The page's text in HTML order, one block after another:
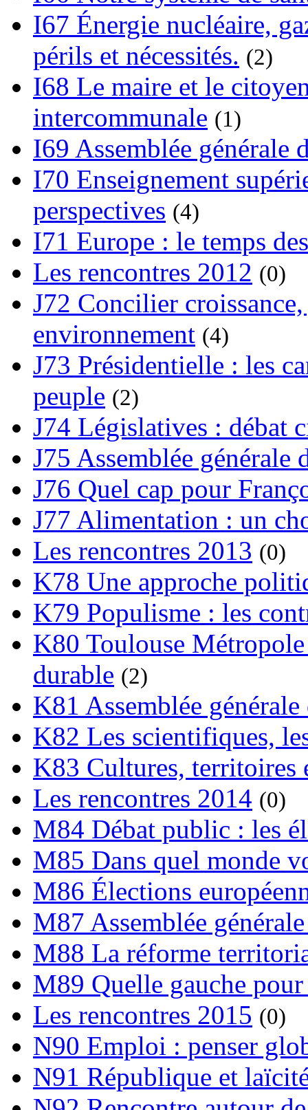
I67 Énergie nucléaire,
périls et nécessités. (2)
I68 Le maire et le
intercommunale (1)
I69 Assemblée générale
I70 Enseignement
perspectives (4)
I71 Europe : le temps
Les rencontres 2012 (0)
J72 Concilier
environnement (4)
J73 Présidentielle : les
peuple (2)
J74 Législatives : débat
J75 Assemblée générale
J76 Quel cap pour
J77 Alimentation : un
Les rencontres 2013 (0)
K78 Une approche
K79 Populisme : les
K80 Toulouse
durable (2)
K81 Assemblée
K82 Les scientifiques,
K83 Cultures, territoires
Les rencontres 2014 (0)
M84 Débat public : les
M85 Dans quel monde
M86 Élections
M87 Assemblée
M88 La réforme
M89 Quelle gauche
Les rencontres 2015 (0)
N90 Emploi : penser
N91 République et